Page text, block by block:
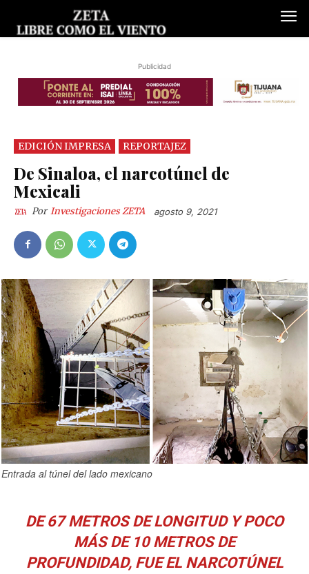
Publicidad
EDICIÓN IMPRESA REPORTAJEZ
De Sinaloa, el narcotúnel de
Mexicali
Por Investigaciones ZETA agosto 9, 2021
Entrada al túnel del lado mexicano
DE 67 METROS DE LONGITUD Y POCO
MÁS DE 10 METROS DE
PROFUNDIDAD, FUE EL NARCOTÚNEL